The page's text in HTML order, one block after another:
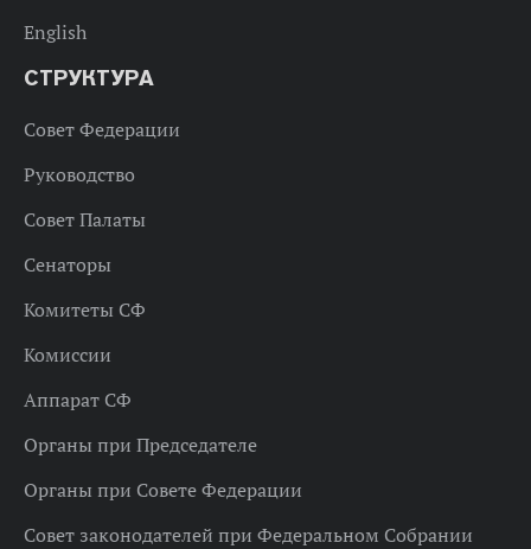
English
СТРУКТУРА
Совет Федерации
Руководство
Совет Палаты
Сенаторы
Комитеты СФ
Комиссии
Аппарат СФ
Органы при Председателе
Органы при Совете Федерации
Совет законодателей при Федеральном Собрании